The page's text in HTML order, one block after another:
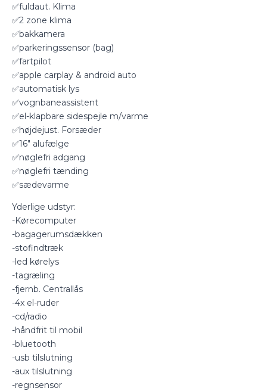
✅fuldaut. Klima
✅2 zone klima
✅bakkamera
✅parkeringssensor (bag)
✅fartpilot
✅apple carplay & android auto
✅automatisk lys
✅vognbaneassistent
✅el-klapbare sidespejle m/varme
✅højdejust. Forsæder
✅16″ alufælge
✅nøglefri adgang
✅nøglefri tænding
✅sædevarme
Yderlige udstyr:
-Kørecomputer
-bagagerumsdækken
-stofindtræk
-led kørelys
-tagræling
-fjernb. Centrallås
-4x el-ruder
-cd/radio
-håndfrit til mobil
-bluetooth
-usb tilslutning
-aux tilslutning
-regnsensor